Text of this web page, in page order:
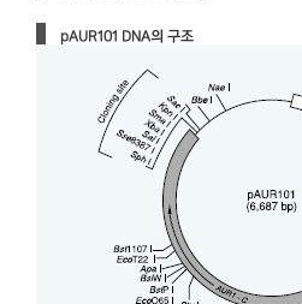
pAUR101 DNA의 구조